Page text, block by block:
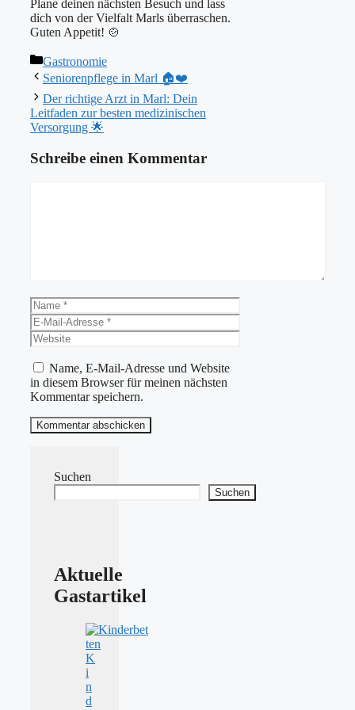
Plane deinen nächsten Besuch und lass
dich von der Vielfalt Marls überraschen.
Guten Appetit! 🍲
Kategorien
Gastronomie
Seniorenpflege in Marl 🏠❤️
Der richtige Arzt in Marl: Dein
Leitfaden zur besten medizinischen
Versorgung 🌟
Schreibe einen Kommentar
Name
E-
Mail-
Adresse
Website
Name, E-Mail-Adresse und Website
in diesem Browser für meinen nächsten
Kommentar speichern.
Suchen
Suchen
Aktuelle
Gastartikel
K
i
n
d